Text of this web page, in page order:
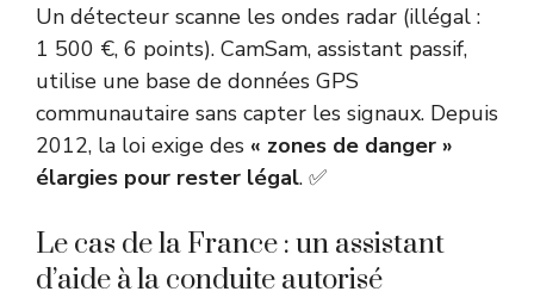
Un détecteur scanne les ondes radar (illégal :
1 500 €, 6 points). CamSam, assistant passif,
utilise une base de données GPS
communautaire sans capter les signaux. Depuis
2012, la loi exige des « zones de danger »
élargies pour rester légal. ✅
Le cas de la France : un assistant
d’aide à la conduite autorisé